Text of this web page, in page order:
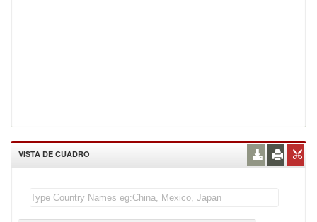
VISTA DE CUADRO